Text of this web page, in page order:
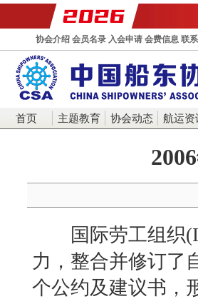
协会介绍 会员名录 入会申请 会费信息 联
首页 主题教育 协会动态 航运资
国际劳工组织
力，整合并修订了
个公约及建议书，